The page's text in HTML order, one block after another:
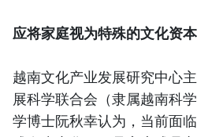
应将家庭视为特殊的文化资本
越南文化产业发展研究中心
展科学联合会（隶属越南科
学博士阮秋幸认为，当前面